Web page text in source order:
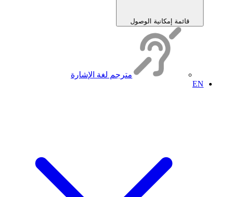
قائمة إمكانية الوصول
مترجم لغة الإشارة
EN